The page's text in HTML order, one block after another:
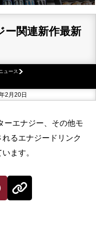
ー関連新作最新
ュース
2月20日
ーエナジー、その他モ
るエナジードリンク
ます。